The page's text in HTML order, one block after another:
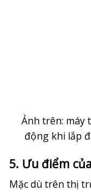
Ảnh trên: máy
động khi lắp
5. Ưu điểm
Mặc dù trên thị